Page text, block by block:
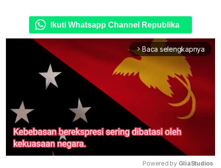
Ikuti Whatsapp Channel Republika
arrow_forward_ios Baca selengkapnya
Powered by GliaStudios